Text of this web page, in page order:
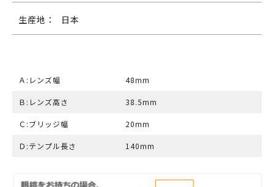
生産地： 日本
Ａ:レンズ幅 48mm
Ｂ:レンズ高さ 38.5mm
Ｃ:ブリッジ幅 20mm
Ｄ:テンプル長さ 140mm